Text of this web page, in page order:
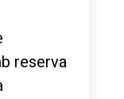
reserva